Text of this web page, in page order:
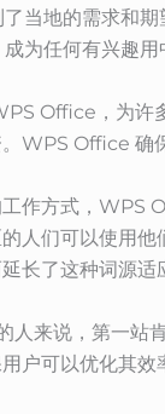
当地的需求和
为任何有兴趣用
Office，为许
WPS Office 确
作方式，WPS
人们可以使用
长了这种词源适
人来说，第一站
户可以优化其效